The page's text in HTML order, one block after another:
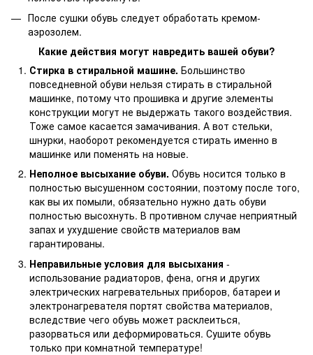
После сушки обувь следует обработать кремом-
аэрозолем.
Какие действия могут навредить вашей обуви?
Стирка в стиральной машине. Большинство
повседневной обуви нельзя стирать в стиральной
машинке, потому что прошивка и другие элементы
конструкции могут не выдержать такого воздействия.
Тоже самое касается замачивания. А вот стельки,
шнурки, наоборот рекомендуется стирать именно в
машинке или поменять на новые.
Неполное высыхание обуви. Обувь носится только в
полностью высушенном состоянии, поэтому после того,
как вы их помыли, обязательно нужно дать обуви
полностью высохнуть. В противном случае неприятный
запах и ухудшение свойств материалов вам
гарантированы.
Неправильные условия для высыхания -
использование радиаторов, фена, огня и других
электрических нагревательных приборов, батареи и
электронагревателя портят свойства материалов,
вследствие чего обувь может расклеиться,
разорваться или деформироваться. Сушите обувь
только при комнатной температуре!